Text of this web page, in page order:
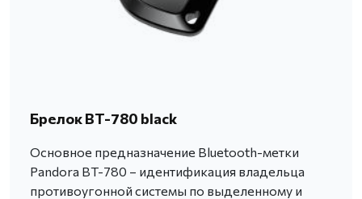
Брелок BT-780 black
Основное предназначение Bluetooth-метки
Pandora BT-780 – идентификация владельца
противоугонной системы по выделенному и